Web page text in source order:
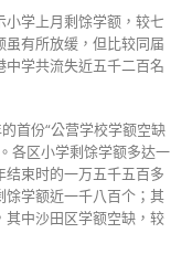
学上月剩馀学额，较七
有所放缓，但比较同届
学共流失近五千二百名
首份“公营学校学额空缺
各区小学剩馀学额多达一
束时的一万五千五百多
学额近一千八百个；其
中沙田区学额空缺，较